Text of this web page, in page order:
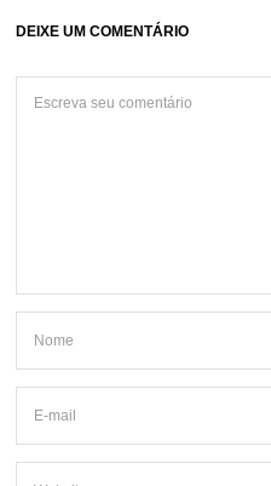
DEIXE UM COMENTÁRIO